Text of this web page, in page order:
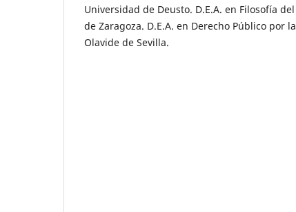
Universidad de Deusto. D.E.A. en Filosofía
de Zaragoza. D.E.A. en Derecho Público por
Olavide de Sevilla.